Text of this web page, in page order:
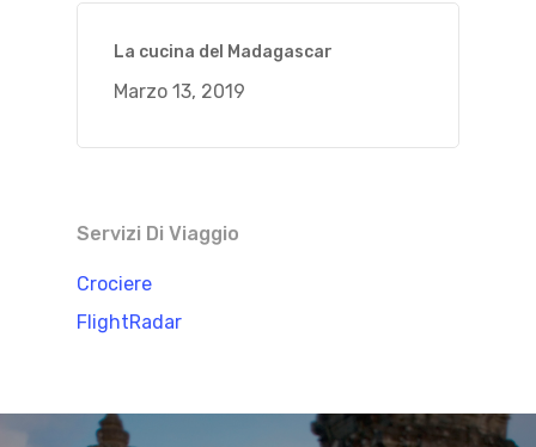
La cucina del Madagascar
Marzo 13, 2019
Servizi Di Viaggio
Crociere
FlightRadar